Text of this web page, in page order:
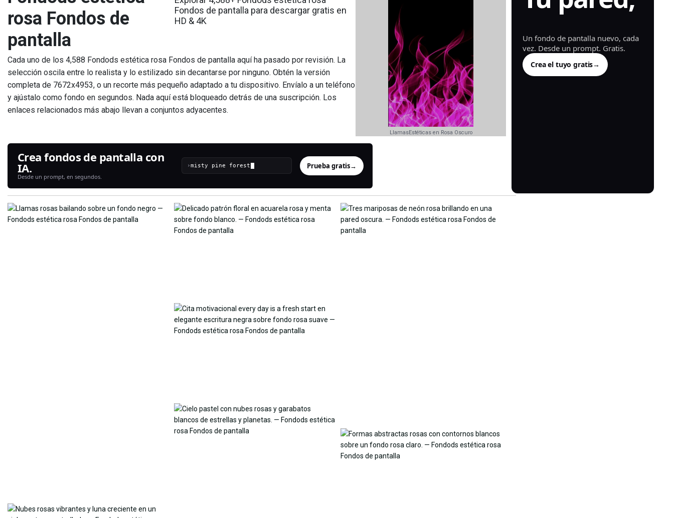
rosa Fondos de
pantalla
Fondos de pantalla para descargar gratis en
HD & 4K
Cada uno de los 4,588 Fondods estética rosa Fondos de pantalla aquí ha pasado por revisión. La
selección oscila entre lo realista y lo estilizado sin decantarse por ninguno. Obtén la versión
completa de 7672x4953, o un recorte más pequeño adaptado a tu dispositivo. Envíalo a un teléfono
y ajústalo como fondo en segundos. Nada aquí está bloqueado detrás de una suscripción. Los
enlaces relacionados más abajo llevan a conjuntos adyacentes.
LlamasEstéticas en Rosa Oscuro
Crea fondos de pantalla con
IA.
Desde un prompt, en segundos.
› Prueba gratis→
generada.
Un fondo de pantalla nuevo, cada
vez. Desde un prompt. Gratis.
Crea el tuyo gratis→